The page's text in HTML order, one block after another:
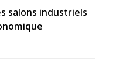
salons industriels